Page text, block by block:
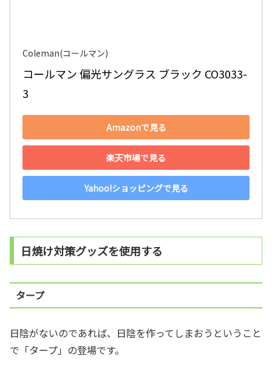
Coleman(コールマン)
コールマン 偏光サングラス ブラック CO3033-
3
Amazonで見る
楽天市場で見る
Yahoo!ショッピングで見る
日焼け対策グッズを使用する
タープ
日陰がないのであれば、日陰を作ってしまおうということ
で「タープ」の登場です。